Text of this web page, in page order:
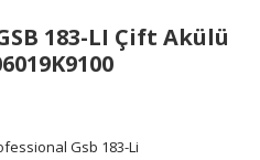
183-LI Çift Akülü
Gsb 183-Li